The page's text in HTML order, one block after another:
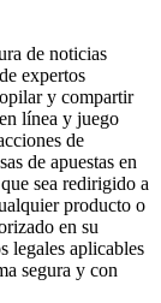
de noticias
expertos
y compartir
línea y juego
de
de apuestas en
sea redirigido a
producto o
en su
legales aplicables
segura y con